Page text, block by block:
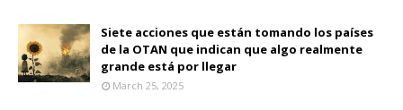
Siete acciones que están tomando los países
de la OTAN que indican que algo realmente
grande está por llegar
March 25, 2025